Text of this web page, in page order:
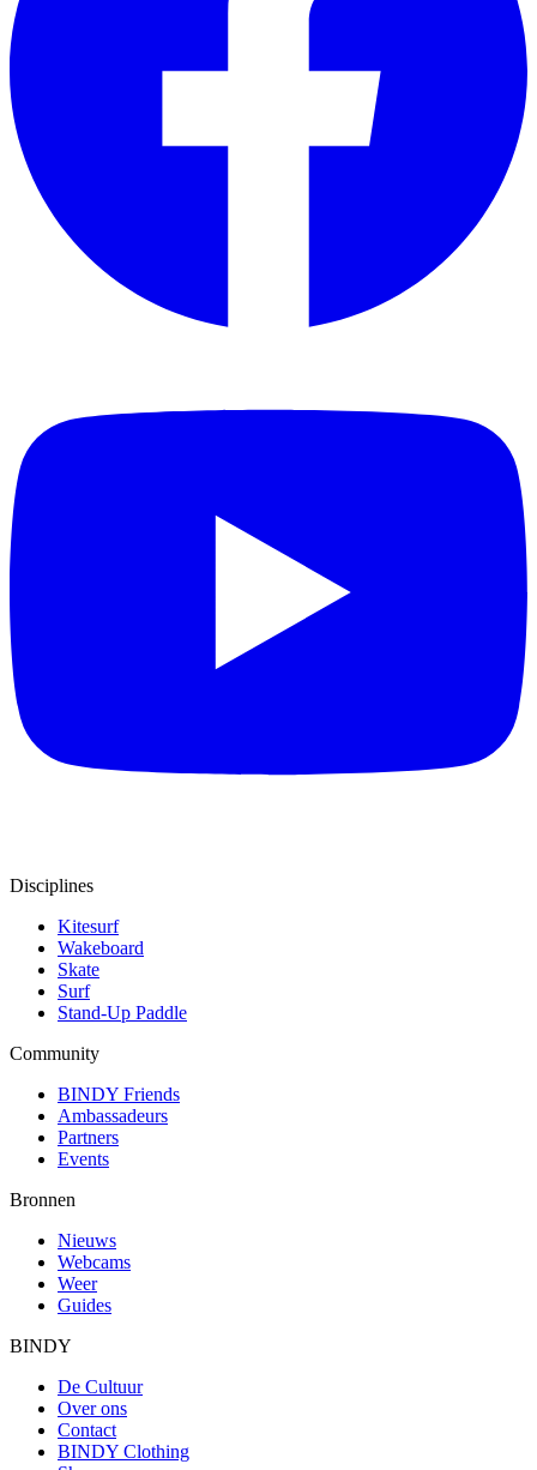
Disciplines
Kitesurf
Wakeboard
Skate
Surf
Stand-Up Paddle
Community
BINDY Friends
Ambassadeurs
Partners
Events
Bronnen
Nieuws
Webcams
Weer
Guides
BINDY
De Cultuur
Over ons
Contact
BINDY Clothing